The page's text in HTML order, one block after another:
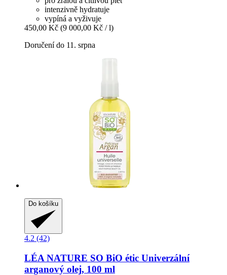
intenzivně hydratuje
vypíná a vyživuje
450,00 Kč (9 000,00 Kč / l)
Doručení do 11. srpna
Do košíku
4.2 (42)
LÉA NATURE SO BiO étic Univerzální
arganový olej, 100 ml